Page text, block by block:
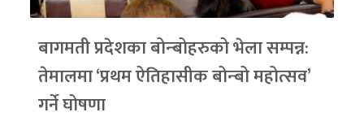
बागमती प्रदेशका बोन्बोहरुको भेला सम्पन्न:
तेमालमा ‘प्रथम ऐतिहासीक बोन्बो महोत्सव’
गर्ने घोषणा